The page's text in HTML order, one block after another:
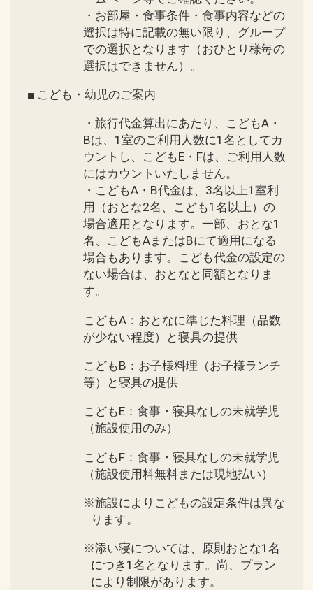
・お部屋・食事条件・食事内容などの
選択は特に記載の無い限り、グループ
での選択となります（おひとり様毎の
選択はできません）。
■ こども・幼児のご案内
・旅行代金算出にあたり、こどもA・
Bは、1室のご利用人数に1名としてカ
ウントし、こどもE・Fは、ご利用人数
にはカウントいたしません。
・こどもA・B代金は、3名以上1室利
用（おとな2名、こども1名以上）の
場合適用となります。一部、おとな1
名、こどもAまたはBにて適用になる
場合もあります。こども代金の設定の
ない場合は、おとなと同額となりま
す。
こどもA：おとなに準じた料理（品数
が少ない程度）と寝具の提供
こどもB：お子様料理（お子様ランチ
等）と寝具の提供
こどもE：食事・寝具なしの未就学児
（施設使用のみ）
こどもF：食事・寝具なしの未就学児
（施設使用料無料または現地払い）
※施設によりこどもの設定条件は異な
ります。
※添い寝については、原則おとな1名
につき1名となります。尚、プラン
により制限があります。